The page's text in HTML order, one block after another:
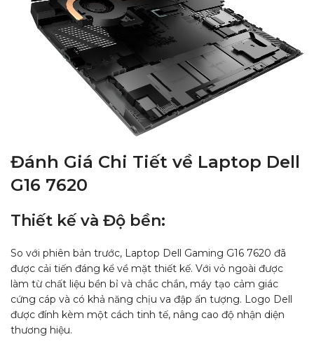
Đánh Giá Chi Tiết về Laptop Dell
G16 7620
Thiết kế và Độ bền:
So với phiên bản trước, Laptop Dell Gaming G16 7620 đã
được cải tiến đáng kể về mặt thiết kế. Với vỏ ngoài được
làm từ chất liệu bền bỉ và chắc chắn, máy tạo cảm giác
cứng cáp và có khả năng chịu va đập ấn tượng. Logo Dell
được đính kèm một cách tinh tế, nâng cao độ nhận diện
thương hiệu.